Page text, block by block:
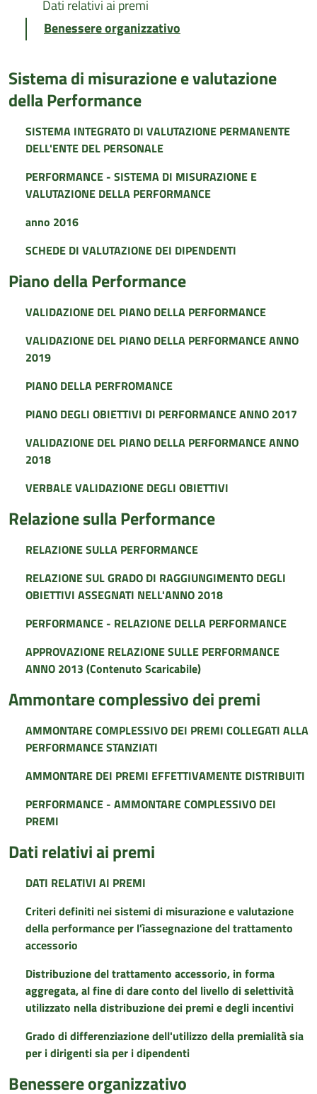
Dati relativi ai premi
Benessere organizzativo
Sistema di misurazione e valutazione
della Performance
SISTEMA INTEGRATO DI VALUTAZIONE PERMANENTE
DELL'ENTE DEL PERSONALE
PERFORMANCE - SISTEMA DI MISURAZIONE E
VALUTAZIONE DELLA PERFORMANCE
anno 2016
SCHEDE DI VALUTAZIONE DEI DIPENDENTI
Piano della Performance
VALIDAZIONE DEL PIANO DELLA PERFORMANCE
VALIDAZIONE DEL PIANO DELLA PERFORMANCE ANNO
2019
PIANO DELLA PERFROMANCE
PIANO DEGLI OBIETTIVI DI PERFORMANCE ANNO 2017
VALIDAZIONE DEL PIANO DELLA PERFORMANCE ANNO
2018
VERBALE VALIDAZIONE DEGLI OBIETTIVI
Relazione sulla Performance
RELAZIONE SULLA PERFORMANCE
RELAZIONE SUL GRADO DI RAGGIUNGIMENTO DEGLI
OBIETTIVI ASSEGNATI NELL'ANNO 2018
PERFORMANCE - RELAZIONE DELLA PERFORMANCE
APPROVAZIONE RELAZIONE SULLE PERFORMANCE
ANNO 2013 (Contenuto Scaricabile)
Ammontare complessivo dei premi
AMMONTARE COMPLESSIVO DEI PREMI COLLEGATI ALLA
PERFORMANCE STANZIATI
AMMONTARE DEI PREMI EFFETTIVAMENTE DISTRIBUITI
PERFORMANCE - AMMONTARE COMPLESSIVO DEI
PREMI
Dati relativi ai premi
DATI RELATIVI AI PREMI
Criteri definiti nei sistemi di misurazione e valutazione
della performance per l'ìassegnazione del trattamento
accessorio
Distribuzione del trattamento accessorio, in forma
aggregata, al fine di dare conto del livello di selettività
utilizzato nella distribuzione dei premi e degli incentivi
Grado di differenziazione dell'utilizzo della premialità sia
per i dirigenti sia per i dipendenti
Benessere organizzativo